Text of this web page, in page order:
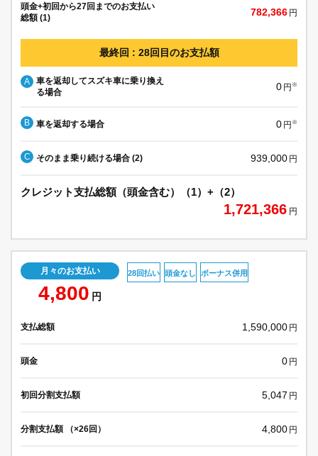
頭金+初回から27回までのお支払い
総額 (1)
782,366 円
最終回 : 28回目のお支払額
A
車を返却してスズキ車に乗り換え
る場合
0 円 ※
B 車を返却する場合 0 円 ※
C そのまま乗り続ける場合 (2) 939,000 円
クレジット支払総額（頭金含む）（1）+（2）
1,721,366 円
月々のお支払い
4,800 円
28回払い 頭金なし ボーナス併用
支払総額 1,590,000 円
頭金 0 円
初回分割支払額 5,047 円
分割支払額 （×26回） 4,800 円